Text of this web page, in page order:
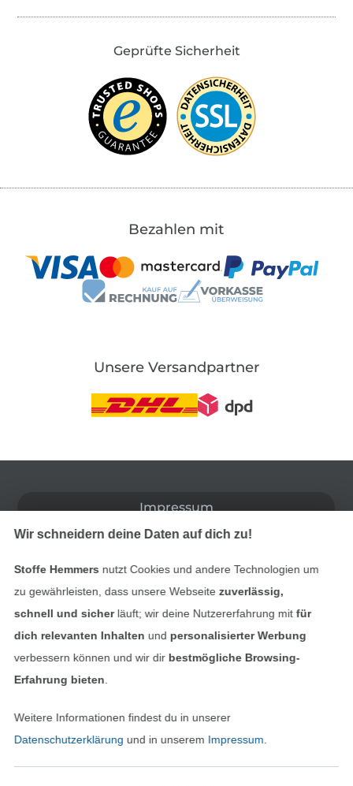
Geprüfte Sicherheit
Bezahlen mit
Unsere Versandpartner
Impressum
Datenschutz
Widerrufsrecht
Kontakt
Wir schneidern deine Daten auf dich zu!
Stoffe Hemmers nutzt Cookies und andere Technologien um
zu gewährleisten, dass unsere Webseite zuverlässig,
schnell und sicherläuft; wir deine Nutzererfahrung mitfür
dich relevanten Inhalten und personalisierter Werbung
verbessern können und wir dir bestmögliche Browsing-
Erfahrung bieten
Weitere Informationen findest du in unserer
Datenschutzerklärung und in unserem Impressum